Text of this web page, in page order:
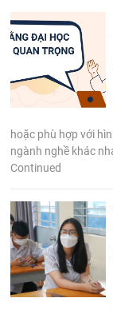
hoặc phù hợp với
ngành nghề khác
Continued